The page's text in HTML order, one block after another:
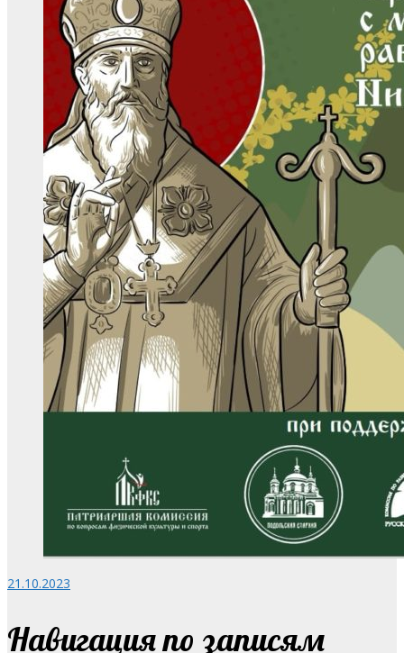
21.10.2023
Навигация по записям